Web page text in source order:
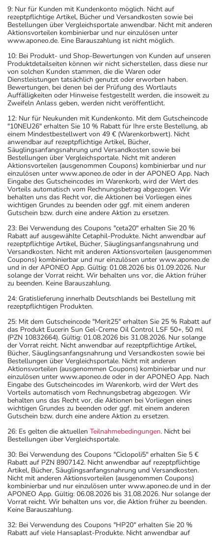
9: Nur für Kunden mit Kundenkonto möglich. Nicht auf
rezeptpflichtige Artikel, Bücher und Versandkosten sowie bei
Bestellungen über Vergleichsportale anwendbar. Nicht mit anderen
Aktionsvorteilen kombinierbar und nur einzulösen unter
www.aponeo.de. Eine Barauszahlung ist nicht möglich.
10: Bei Produkt- und Shop-Bewertungen von Kunden auf unseren
Produktdetailseiten können wir nicht sicherstellen, dass diese nur
von solchen Kunden stammen, die die Waren oder
Dienstleistungen tatsächlich genutzt oder erworben haben.
Bewertungen, bei denen bei der Prüfung des Wortlauts
Auffälligkeiten oder Hinweise festgestellt werden, die insoweit zu
Zweifeln Anlass geben, werden nicht veröffentlicht.
12: Nur für Neukunden mit Kundenkonto. Mit dem Gutscheincode
"10NEU26" erhalten Sie 10 % Rabatt für Ihre erste Bestellung, ab
einem Mindestbestellwert von 49 € (Warenkorbwert). Nicht
anwendbar auf rezeptpflichtige Artikel, Bücher,
Säuglingsanfangsnahrung und Versandkosten sowie bei
Bestellungen über Vergleichsportale. Nicht mit anderen
Aktionsvorteilen (ausgenommen Coupons) kombinierbar und nur
einzulösen unter www.aponeo.de oder in der APONEO App. Nach
Eingabe des Gutscheincodes im Warenkorb, wird der Wert des
Vorteils automatisch vom Rechnungsbetrag abgezogen. Wir
behalten uns das Recht vor, die Aktionen bei Vorliegen eines
wichtigen Grundes zu beenden oder ggf. mit einem anderen
Gutschein bzw. durch eine andere Aktion zu ersetzen.
23: Bei Verwendung des Coupons "ceta20" erhalten Sie 20 %
Rabatt auf ausgewählte Cetaphil-Produkte. Nicht anwendbar auf
rezeptpflichtige Artikel, Bücher, Säuglingsanfangsnahrung und
Versandkosten. Nicht mit anderen Aktionsvorteilen (ausgenommen
Coupons) kombinierbar und nur einzulösen unter www.aponeo.de
und in der APONEO App. Gültig: 01.08.2026 bis 01.09.2026. Nur
solange der Vorrat reicht. Wir behalten uns vor, die Aktion früher
zu beenden. Keine Barauszahlung.
24: Gratislieferung innerhalb Deutschlands bei Bestellung mit
rezeptpflichtigen Produkten.
25: Mit dem Gutscheincode "Merit25" erhalten Sie 25 % Rabatt auf
das Produkt Eucerin Sun Gel-Creme Oil Control LSF 50+, 50 ml
(PZN 10832664). Gültig: 01.08.2026 bis 31.08.2026. Nur solange
der Vorrat reicht. Nicht anwendbar auf rezeptpflichtige Artikel,
Bücher, Säuglingsanfangsnahrung und Versandkosten sowie bei
Bestellungen über Vergleichsportale. Nicht mit anderen
Aktionsvorteilen (ausgenommen Coupons) kombinierbar und nur
einzulösen unter www.aponeo.de oder in der APONEO App. Nach
Eingabe des Gutscheincodes im Warenkorb, wird der Wert des
Vorteils automatisch vom Rechnungsbetrag abgezogen. Wir
behalten uns das Recht vor, die Aktionen bei Vorliegen eines
wichtigen Grundes zu beenden oder ggf. mit einem anderen
Gutschein bzw. durch eine andere Aktion zu ersetzen.
26: Es gelten die aktuellen Teilnahmebedingungen. Nicht bei
Bestellungen über Vergleichsportale.
30: Bei Verwendung des Coupons "Ciclopoli5" erhalten Sie 5 €
Rabatt auf PZN 8907142. Nicht anwendbar auf rezeptpflichtige
Artikel, Bücher, Säuglingsanfangsnahrung und Versandkosten.
Nicht mit anderen Aktionsvorteilen (ausgenommen Coupons)
kombinierbar und nur einzulösen unter www.aponeo.de und in der
APONEO App. Gültig: 06.08.2026 bis 31.08.2026. Nur solange der
Vorrat reicht. Wir behalten uns vor, die Aktion früher zu beenden.
Keine Barauszahlung.
32: Bei Verwendung des Coupons "HP20" erhalten Sie 20 %
Rabatt auf viele Hansaplast-Produkte. Nicht anwendbar auf